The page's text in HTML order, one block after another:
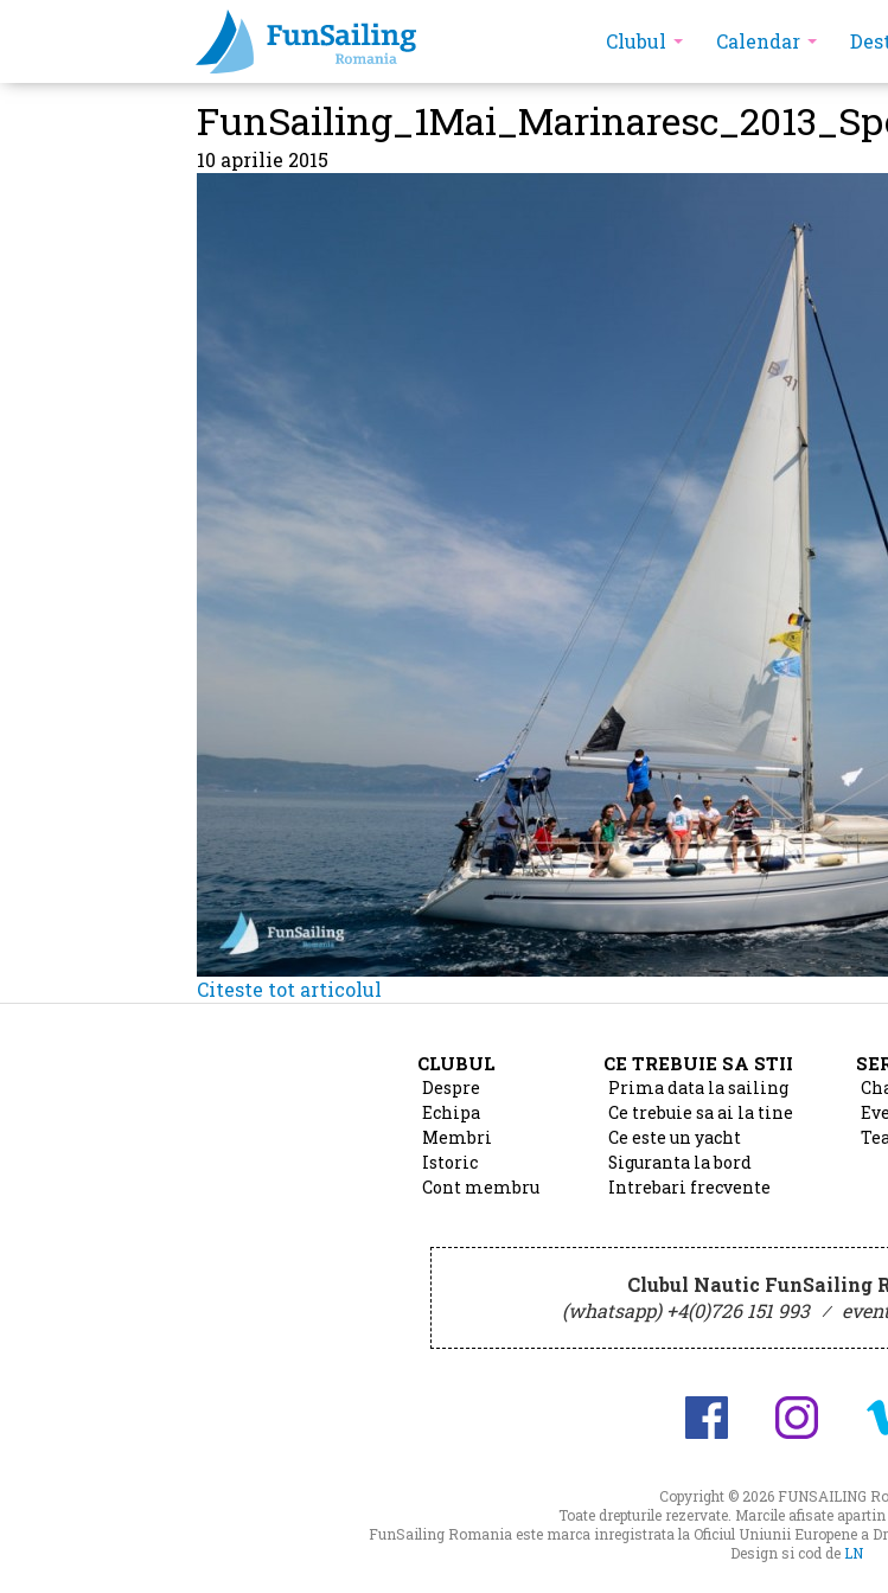
Clubul Calendar
10 aprilie 2015
Citeste tot articolul
CLUBUL
Despre
Echipa
Membri
Istoric
Cont membru
CE TREBUIE SA STII
Prima data la sailing
Ce trebuie sa ai la tine
Ce este un yacht
Siguranta la bord
Intrebari frecvente
Clubul Nautic FunSailing
(whatsapp) +4(0)726 151 993 ⁄
Copyright © 2026 FUNSAILING
Toate drepturile rezervate. Marcile afisate
FunSailing Romania este marca inregistrata la Oficiul Uniunii Europene a
Design si cod deLN